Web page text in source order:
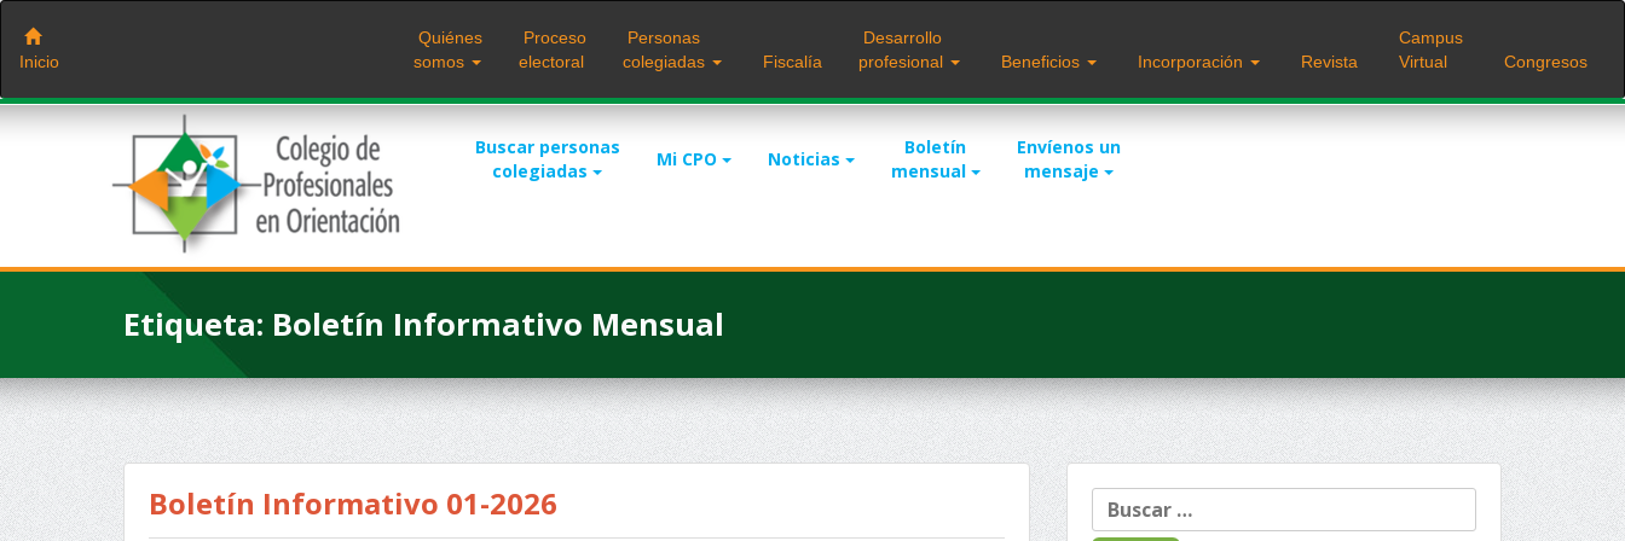
Saltar
contenido
Inicio
Quiénes
somos
Proceso
electoral
Personas
colegiadas
Fiscalía
Desarrollo
profesional
Beneficios Incorporación Revista
Campus
Virtual
Congresos
Buscar personas
colegiadas
Mi CPO Noticias
Boletín
mensual
Envíenos un
mensaje
Etiqueta: Boletín Informativo Mensual
Boletín Informativo 01-2026 Buscar: